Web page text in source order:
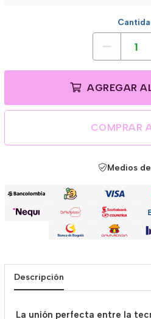
AGREGAR
COMPRAR
Medios
Descripción
La unión perfecta entre la